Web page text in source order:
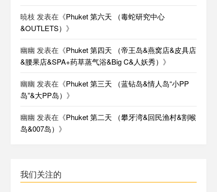
暁枝 发表在《Phuket 第六天 （毒蛇研究中心
&OUTLETS） 》
幽幽 发表在《Phuket 第四天 （帝王岛&燕窝店&皮具店
&腰果店&SPA+药草蒸气浴&Big C&人妖秀） 》
幽幽 发表在《Phuket 第三天 （蓝钻岛&情人岛“小PP
岛”&大PP岛） 》
幽幽 发表在《Phuket 第二天 （攀牙湾&回民渔村&割喉
岛&007岛） 》
我们关注的